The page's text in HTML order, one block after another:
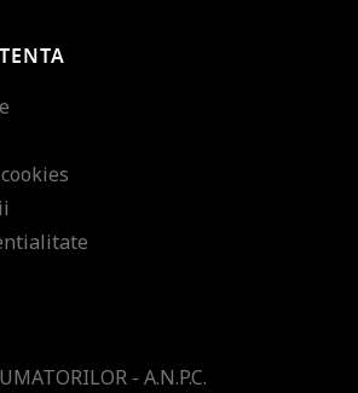
- A.N.P.C.